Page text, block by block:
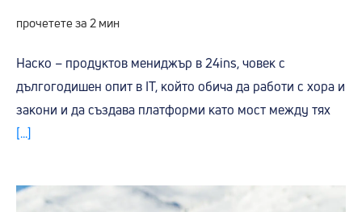
прочетете за 2 мин
Наско – продуктов мениджър в 24ins, човек с
дългогодишен опит в IT, който обича да работи с хора и
закони и да създава платформи като мост между тях
[...]